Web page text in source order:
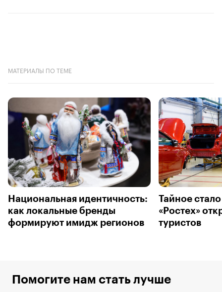
МАТЕРИАЛЫ ПО ТЕМЕ
Национальная идентичность:
как локальные бренды
формируют имидж регионов
Тайное
«Ростех»
туристов
Помогите нам стать лучше